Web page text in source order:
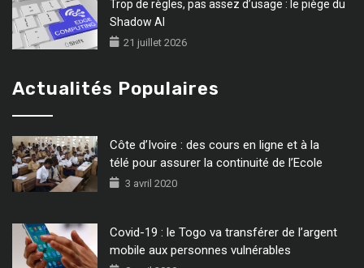
Trop de règles, pas assez d’usage : le piège du
Shadow AI
21 juillet 2026
Actualités Populaires
Côte d’Ivoire : des cours en ligne et à la
télé pour assurer la continuité de l’Ecole
3 avril 2020
Covid-19 : le Togo va transférer de l’argent
mobile aux personnes vulnérables